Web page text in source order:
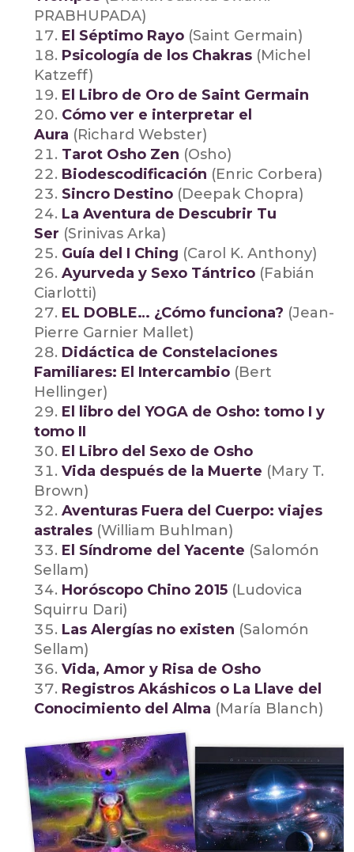
PRABHUPADA)
El Séptimo Rayo (Saint Germain)
Psicología de los Chakras (Michel
Katzeff)
El Libro de Oro de Saint Germain
Cómo ver e interpretar el
Aura (Richard Webster)
Tarot Osho Zen (Osho)
Biodescodificación (Enric Corbera)
Sincro Destino (Deepak Chopra)
La Aventura de Descubrir Tu
Ser (Srinivas Arka)
Guía del I Ching (Carol K. Anthony)
Ayurveda y Sexo Tántrico (Fabián
Ciarlotti)
EL DOBLE… ¿Cómo funciona? (Jean-
Pierre Garnier Mallet)
Didáctica de Constelaciones
Familiares: El Intercambio (Bert
Hellinger)
El libro del YOGA de Osho: tomo I y
tomo II
El Libro del Sexo de Osho
Vida después de la Muerte (Mary T.
Brown)
Aventuras Fuera del Cuerpo: viajes
astrales (William Buhlman)
El Síndrome del Yacente (Salomón
Sellam)
Horóscopo Chino 2015 (Ludovica
Squirru Dari)
Las Alergías no existen (Salomón
Sellam)
Vida, Amor y Risa de Osho
Registros Akáshicos o La Llave del
Conocimiento del Alma (María Blanch)